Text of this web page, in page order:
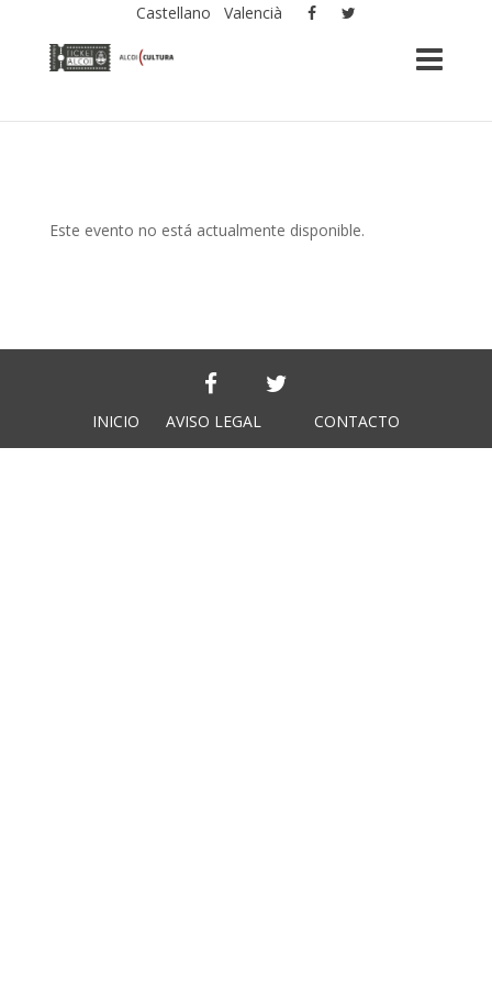
Castellano Valencià
Este evento no está actualmente disponible.
INICIO AVISO LEGAL CONTACTO